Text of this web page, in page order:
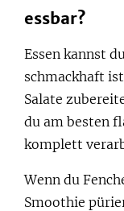
essbar?
Essen kannst
schmackhaft
Salate
du am besten
komplett
Wenn du
Smoothie